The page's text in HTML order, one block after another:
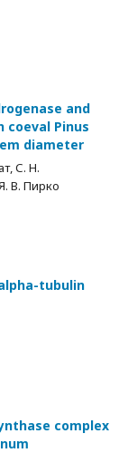
and
Pinus
diameter
С. Н.
В. Пирко
tubulin
complex